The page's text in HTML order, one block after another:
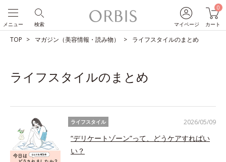
マイページ
0
カート
検索
メニュー
TOP マガジン（美容情報・読み物） ライフスタイルのまとめ
ライフスタイルのまとめ
2026/05/09
ライフスタイル
“デリケートゾーン”って、どうケアすればい
い？